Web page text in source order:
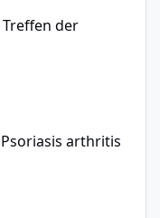
Selbsthilfegruppe
der
arthritis
arthritis